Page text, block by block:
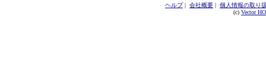
ヘルプ| 会社概要 | 個人情報の取り
(c) Vector